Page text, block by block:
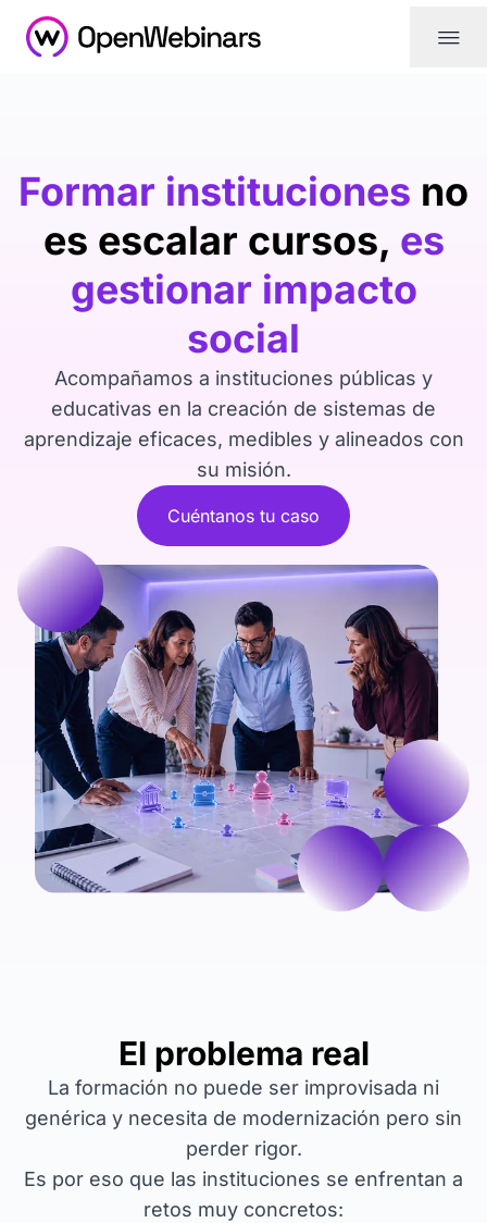
|||
Formar instituciones no
es escalar cursos, es
gestionar impacto
social
Acompañamos a instituciones públicas y
educativas en la creación de sistemas de
aprendizaje eficaces, medibles y alineados con
su misión.
Cuéntanos tu caso
El problema real
La formación no puede ser improvisada ni
genérica y necesita de modernización pero sin
perder rigor.
Es por eso que las instituciones se enfrentan a
retos muy concretos: